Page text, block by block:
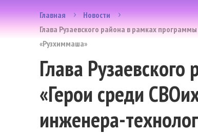
Главная
Новости
Глава Рузаевского района в рамках
«Рузхиммаша»
Глава
«Герои среди
инженера-